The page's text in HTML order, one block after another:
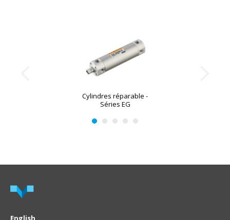
Cylindres réparable -
Séries EG
English